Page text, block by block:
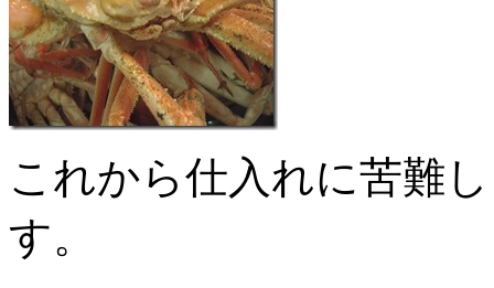
これから仕入れに苦難
す。